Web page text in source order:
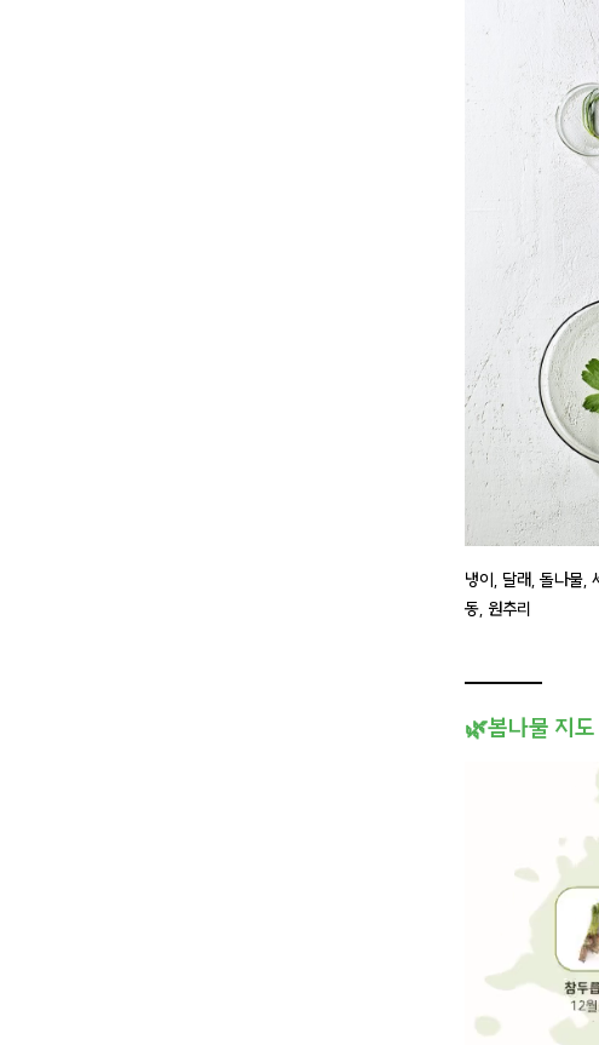
냉이, 달래, 돌나물,
동, 원추리
🌿봄나물 지도